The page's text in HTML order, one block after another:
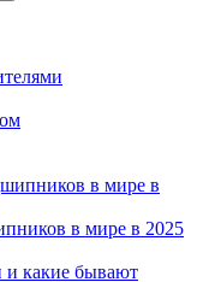
в мире в 2025